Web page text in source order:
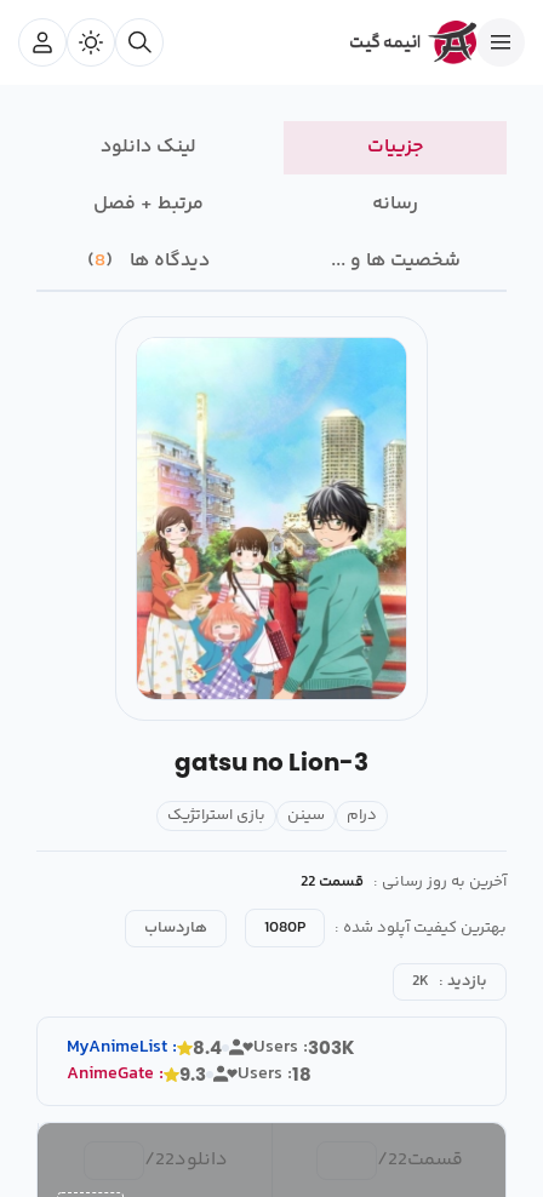
جزییات
لینک دانلود
رسانه‌
مرتبط + فصل
شخصیت ها و ...
دیدگاه ها 8
3-gatsu no Lion
درام سینن بازی استراتژیک
آخرین به روز رسانی : قسمت 22
بهترین کیفیت آپلود شده :
1080P هاردساب
بازدید : 2K
MyAnimeList : 8.4 Users :303K
AnimeGate : 9.3 Users :18
قسمت22
/ دانلود22
/